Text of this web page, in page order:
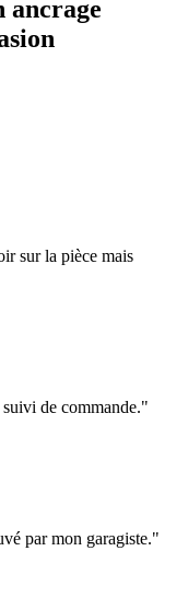
ancrage
sur la pièce mais
de commande."
par mon garagiste."